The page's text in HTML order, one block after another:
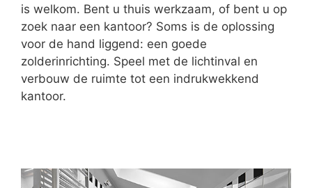
is welkom. Bent u thuis werkzaam, of bent u op
zoek naar een kantoor? Soms is de oplossing
voor de hand liggend: een goede
zolderinrichting. Speel met de lichtinval en
verbouw de ruimte tot een indrukwekkend
kantoor.